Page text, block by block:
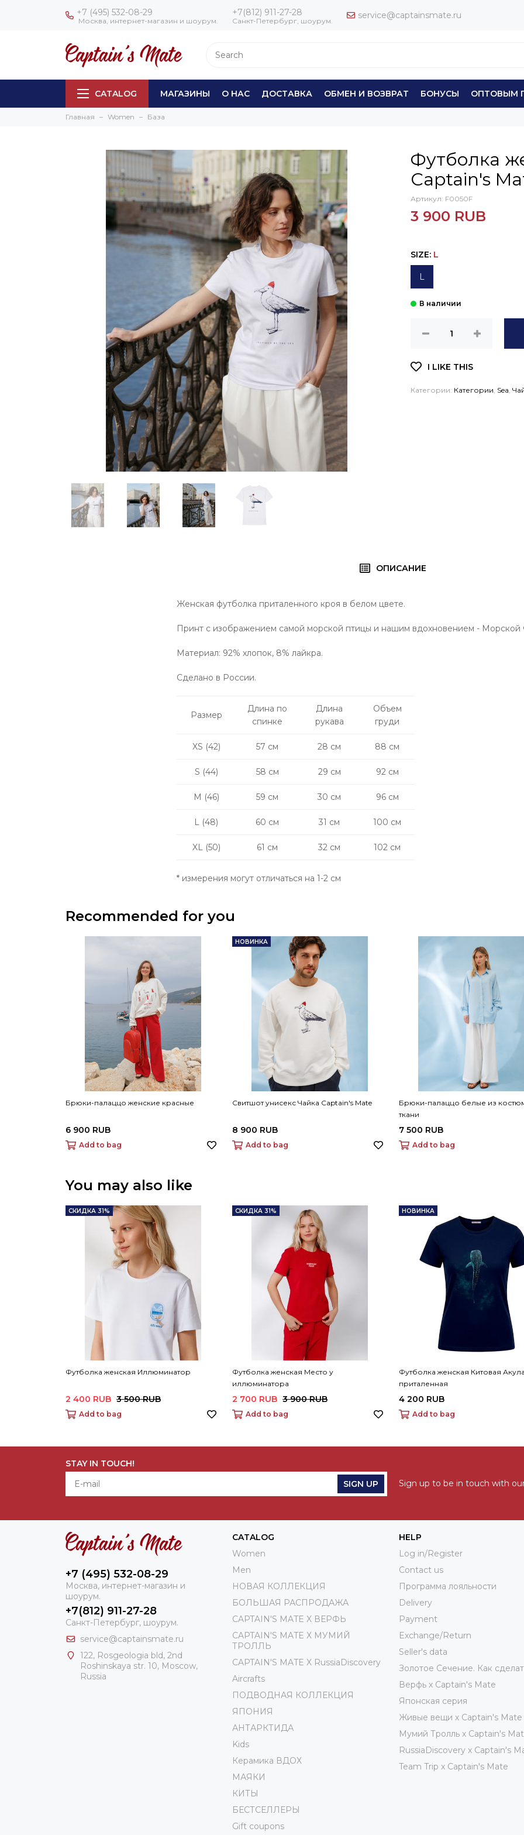
+7 (495) 532-08-29
Москва, интернет-магазин и шоурум.
+7(812) 911-27-28
Санкт-Петербург, шоурум.
service@captainsmate.ru
CATALOG МАГАЗИНЫ О НАС ДОСТАВКА ОБМЕН И ВОЗВРАТ БОНУСЫ ОПТОВЫМ
Главная Women База
Футболка
Captain's
Артикул: F0050F
3 900 RUB
SIZE: L
L
Категории: Категории Sea
ОПИСАНИЕ
Женская футболка приталенного кроя в белом цвете.
Принт с изображением самой морской птицы и нашим вдохновением - Морской
Материал: 92% хлопок, 8% лайкра.
Сделано в России.
Размер
Длина по
спинке
Длина
рукава
Объем
груди
XS (42) 57 см 28 см 88 см
S (44) 58 см 29 см 92 см
M (46) 59 см 30 см 96 см
L (48) 60 см 31 см 100 см
XL (50) 61 см 32 см 102 см
* измерения могут отличаться на 1-2 см
Recommended for you
Брюки-палаццо женские красные
6 900 RUB
Add to bag
НОВИНКА
Свитшот унисекс Чайка Captain's Mate
8 900 RUB
Add to bag
Брюки-палаццо белые из
ткани
7 500 RUB
Add to bag
You may also like
СКИДКА 31%
Футболка женская Иллюминатор
2 400 RUB 3 500 RUB
Add to bag
СКИДКА 31%
Футболка женская Место у
иллюминатора
2 700 RUB 3 900 RUB
Add to bag
НОВИНКА
Футболка женская Китовая Акула
приталенная
4 200 RUB
Add to bag
STAY IN TOUCH!
SIGN UP
Sign up to be in touch with
+7 (495) 532-08-29
Москва, интернет-магазин и
шоурум.
+7(812) 911-27-28
Санкт-Петербург, шоурум.
service@captainsmate.ru
122, Rosgeologia bld, 2nd
Roshinskaya str. 10, Moscow,
Russia
CATALOG
Women
Men
НОВАЯ КОЛЛЕКЦИЯ
БОЛЬШАЯ РАСПРОДАЖА
CAPTAIN'S MATE X ВЕРФЬ
CAPTAIN'S MATE Х МУМИЙ
ТРОЛЛЬ
CAPTAIN'S MATE X RussiaDiscovery
Aircrafts
ПОДВОДНАЯ КОЛЛЕКЦИЯ
ЯПОНИЯ
АНТАРКТИДА
Kids
Керамика ВДОХ
МАЯКИ
КИТЫ
БЕСТСЕЛЛЕРЫ
Gift coupons
HELP
Log in/Register
Contact us
Программа лояльности
Delivery
Payment
Exchange/Return
Seller's data
Золотое Сечение. Как
Верфь х Captain's Mate
Японская серия
Живые вещи х Captain's Mate
Мумий Тролль х Сaptain's
RussiaDiscovery x Captain's
Team Trip x Captain's Mate